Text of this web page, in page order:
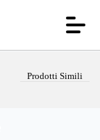
Prodotti Simili